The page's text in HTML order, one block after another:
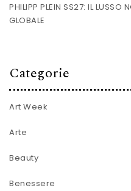
PHILIPP PLEIN SS27: IL LUSSO
GLOBALE
Categorie
Art Week
Arte
Beauty
Benessere